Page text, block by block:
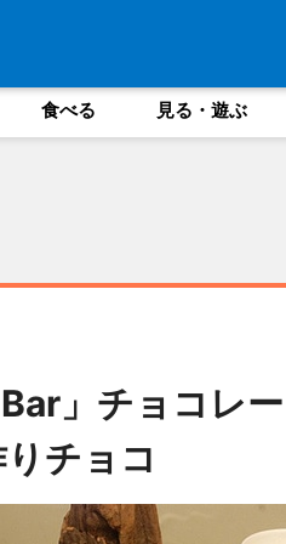
食べる 見る・遊ぶ
」チョコレ
チョコ